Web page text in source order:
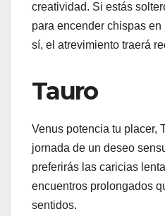
creatividad. Si estás
para encender chispas
sí, el atrevimiento traerá
Tauro
Venus potencia tu placer,
jornada de un deseo
preferirás las caricias
encuentros prolongados
sentidos.